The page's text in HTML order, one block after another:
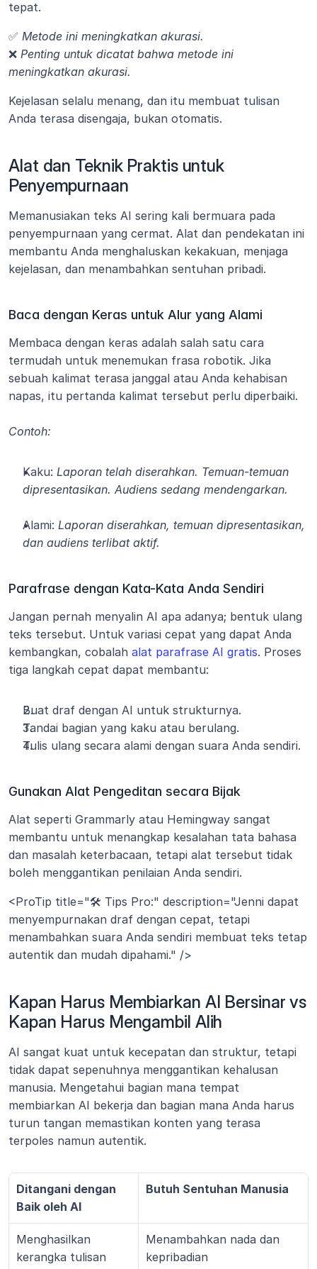
tepat.
✅ Metode ini meningkatkan akurasi.
❌ Penting untuk dicatat bahwa metode ini
meningkatkan akurasi.
Kejelasan selalu menang, dan itu membuat tulisan
Anda terasa disengaja, bukan otomatis.
Alat dan Teknik Praktis untuk
Penyempurnaan
Memanusiakan teks AI sering kali bermuara pada
penyempurnaan yang cermat. Alat dan pendekatan ini
membantu Anda menghaluskan kekakuan, menjaga
kejelasan, dan menambahkan sentuhan pribadi.
Baca dengan Keras untuk Alur yang Alami
Membaca dengan keras adalah salah satu cara
termudah untuk menemukan frasa robotik. Jika
sebuah kalimat terasa janggal atau Anda kehabisan
napas, itu pertanda kalimat tersebut perlu diperbaiki.
Contoh:
Kaku: Laporan telah diserahkan. Temuan-temuan
dipresentasikan. Audiens sedang mendengarkan.
Alami: Laporan diserahkan, temuan dipresentasikan,
dan audiens terlibat aktif.
Parafrase dengan Kata-Kata Anda Sendiri
Jangan pernah menyalin AI apa adanya; bentuk ulang
teks tersebut. Untuk variasi cepat yang dapat Anda
kembangkan, cobalah alat parafrase AI gratis. Proses
tiga langkah cepat dapat membantu:
Buat draf dengan AI untuk strukturnya.
Tandai bagian yang kaku atau berulang.
Tulis ulang secara alami dengan suara Anda sendiri.
Gunakan Alat Pengeditan secara Bijak
Alat seperti Grammarly atau Hemingway sangat
membantu untuk menangkap kesalahan tata bahasa
dan masalah keterbacaan, tetapi alat tersebut tidak
boleh menggantikan penilaian Anda sendiri.
<ProTip title="🛠️ Tips Pro:" description="Jenni dapat
menyempurnakan draf dengan cepat, tetapi
menambahkan suara Anda sendiri membuat teks tetap
autentik dan mudah dipahami." />
Kapan Harus Membiarkan AI Bersinar vs
Kapan Harus Mengambil Alih
AI sangat kuat untuk kecepatan dan struktur, tetapi
tidak dapat sepenuhnya menggantikan kehalusan
manusia. Mengetahui bagian mana tempat
membiarkan AI bekerja dan bagian mana Anda harus
turun tangan memastikan konten yang terasa
terpoles namun autentik.
Ditangani dengan
Baik oleh AI
Butuh Sentuhan Manusia
Menghasilkan
kerangka tulisan
Menambahkan nada dan
kepribadian